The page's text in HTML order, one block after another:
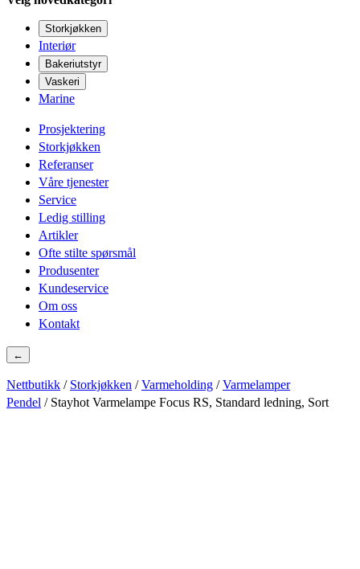
Storkjøkken
Interiør
Bakeriutstyr
Vaskeri
Marine
Prosjektering
Storkjøkken
Referanser
Våre tjenester
Service
Ledig stilling
Artikler
Ofte stilte spørsmål
Produsenter
Kundeservice
Om oss
Kontakt
←
Nettbutikk / Storkjøkken /Varmeholding /Varmelamper
Pendel / Stayhot Varmelampe Focus RS, Standard ledning, Sort